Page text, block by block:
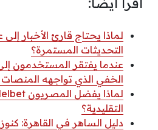
لماذا يحتاج قارئ الأخبار
التحديثات المستمرة؟
عندما يفتقر المستخدمون
الخفي الذي تواجهه المنصات
التقليدية؟
دليل الساهر في القاهرة: